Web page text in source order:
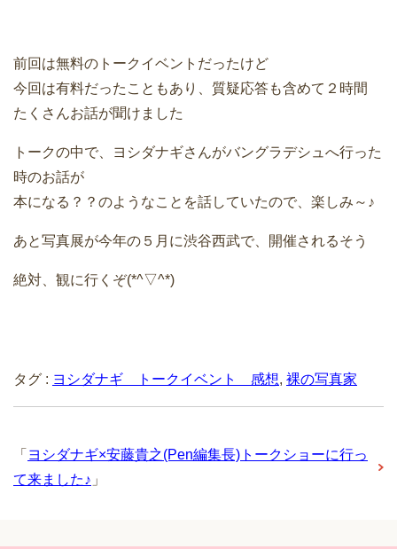
前回は無料のトークイベントだったけど
今回は有料だったこともあり、質疑応答も含めて２時間
たくさんお話が聞けました
トークの中で、ヨシダナギさんがバングラデシュへ行った
時のお話が
本になる？？のようなことを話していたので、楽しみ～♪
あと写真展が今年の５月に渋谷西武で、開催されるそう
絶対、観に行くぞ(*^▽^*)
タグ : ヨシダナギ トークイベント 感想, 裸の写真家
「 ヨシダナギ×安藤貴之(Pen編集長)トークショーに行っ
て来ました♪ 」